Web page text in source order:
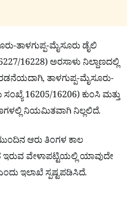
ತಾಳಗುಪ್ಪ-ಮೈಸೂರು ಡೈಲಿ
16228) ಅರಸಾಳು ನಿಲ್ದಾಣದಲ್ಲಿ
ತಾಳಗುಪ್ಪ-ಮೈಸೂರು-
ಸಂಖ್ಯೆ 16205/16206) ಕುಂಸಿ ಮತ್ತು
ನಿಯಮಿತವಾಗಿ ನಿಲ್ಲಲಿದೆ.
ಆರು ತಿಂಗಳ ಕಾಲ
ಇರುವ ವೇಳಾಪಟ್ಟಿಯಲ್ಲಿ ಯಾವುದೇ
ಇಲಾಖೆ ಸ್ಪಷ್ಟಪಡಿಸಿದೆ.